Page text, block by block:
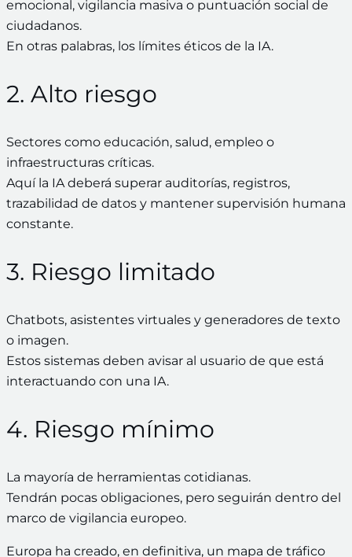
emocional, vigilancia masiva o puntuación social de
ciudadanos.
En otras palabras, los límites éticos de la IA.
2. Alto riesgo
Sectores como educación, salud, empleo o
infraestructuras críticas.
Aquí la IA deberá superar auditorías, registros,
trazabilidad de datos y mantener supervisión humana
constante.
3. Riesgo limitado
Chatbots, asistentes virtuales y generadores de texto
o imagen.
Estos sistemas deben avisar al usuario de que está
interactuando con una IA.
4. Riesgo mínimo
La mayoría de herramientas cotidianas.
Tendrán pocas obligaciones, pero seguirán dentro del
marco de vigilancia europeo.
Europa ha creado, en definitiva, un mapa de tráfico